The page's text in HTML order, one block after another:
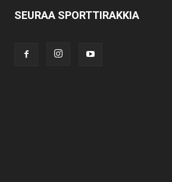
SEURAA SPORTTIRAKKIA